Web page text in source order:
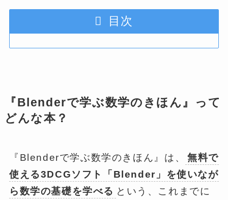
目次
『Blenderで学ぶ数学のきほん』って
どんな本？
『Blenderで学ぶ数学のきほん』は、
無料で
使える3DCGソフト「Blender」を使いなが
ら数学の基礎を学べる という、これまでに